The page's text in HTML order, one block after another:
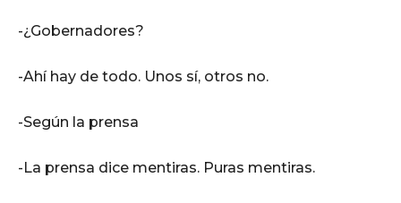
-¿Gobernadores?
-Ahí hay de todo. Unos sí, otros no.
-Según la prensa
-La prensa dice mentiras. Puras mentiras.